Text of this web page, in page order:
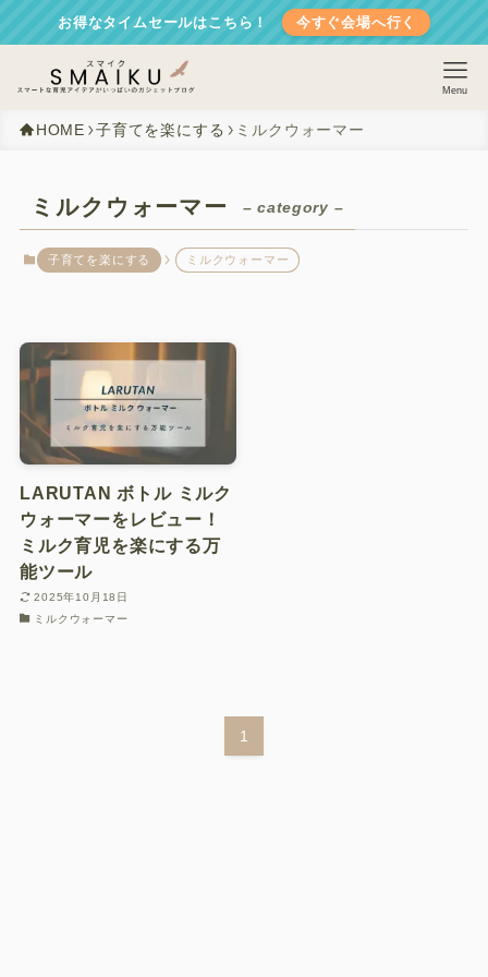
子育てする家づくり
子育てを楽にする
子どもを守る
子どもとあそぶ・学ぶ
おもいでを残す
おでかけをする
お得なタイムセールはこちら！ 今すぐ会場へ行く
Menu
HOME 子育てを楽にする ミルクウォーマー
ミルクウォーマー – category –
子育てを楽にする ミルクウォーマー
LARUTAN ボトル ミルク
ウォーマーをレビュー！
ミルク育児を楽にする万
能ツール
2025年10月18日
ミルクウォーマー
1